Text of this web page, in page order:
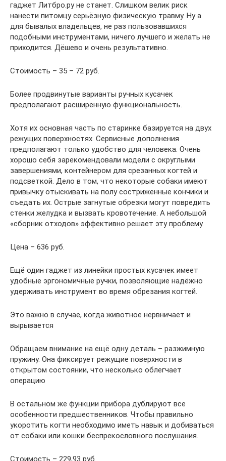
гаджет Литбро.ру не станет. Слишком велик риск
нанести питомцу серьёзную физическую травму. Ну а
для бывалых владельцев, не раз пользовавшихся
подобными инструментами, ничего лучшего и желать не
приходится. Дёшево и очень результативно.
Стоимость – 35 – 72 руб.
Более продвинутые варианты ручных кусачек
предполагают расширенную функциональность.
Хотя их основная часть по старинке базируется на двух
режущих поверхностях. Сервисные дополнения
предполагают только удобство для человека. Очень
хорошо себя зарекомендовали модели с округлыми
завершениями, контейнером для срезанных когтей и
подсветкой. Дело в том, что некоторые собаки имеют
привычку отыскивать на полу состриженные кончики и
съедать их. Острые загнутые обрезки могут повредить
стенки желудка и вызвать кровотечение. А небольшой
«сборник отходов» эффективно решает эту проблему.
Цена – 636 руб.
Ещё один гаджет из линейки простых кусачек имеет
удобные эргономичные ручки, позволяющие надёжно
удерживать инструмент во время обрезания когтей.
Это важно в случае, когда животное нервничает и
вырывается
Обращаем внимание на ещё одну деталь – разжимную
пружину. Она фиксирует режущие поверхности в
открытом состоянии, что несколько облегчает
операцию
В остальном же функции прибора дублируют все
особенности предшественников. Чтобы правильно
укоротить когти необходимо иметь навык и добиваться
от собаки или кошки беспрекословного послушания.
Стоимость – 229,93 руб.